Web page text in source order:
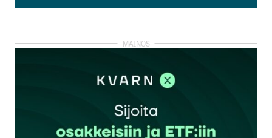
Lisää kommentti
kirjautua
rekisteröityä